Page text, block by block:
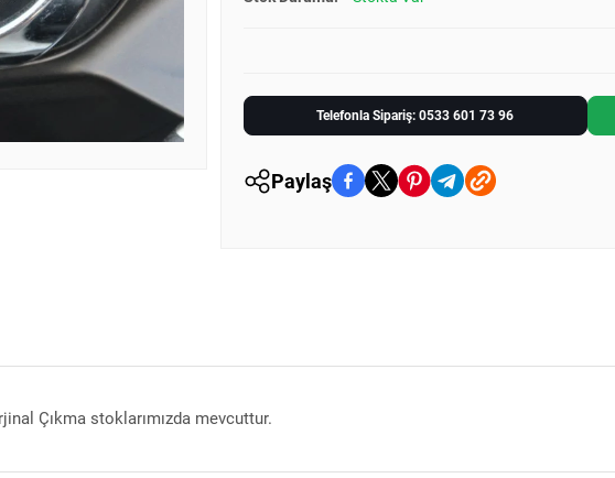
Telefonla Sipariş: 0533 601 73 96
Paylaş
Çıkma stoklarımızda mevcuttur.